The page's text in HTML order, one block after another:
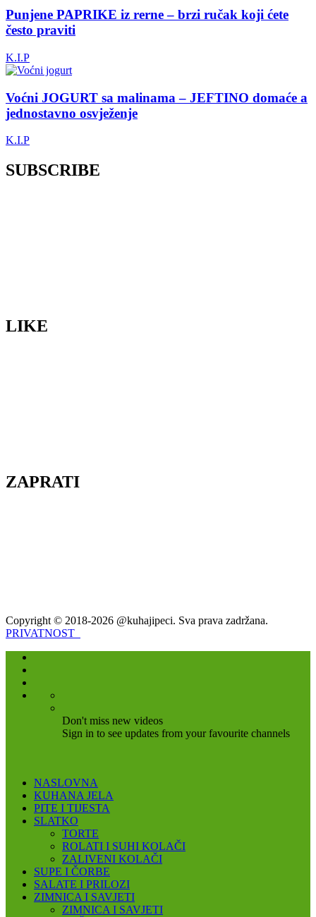
Punjene PAPRIKE iz rerne – brzi ručak koji ćete
često praviti
K.I.P
Voćni JOGURT sa malinama – JEFTINO domaće a
jednostavno osvježenje
K.I.P
SUBSCRIBE
LIKE
ZAPRATI
Copyright © 2018-2026 @kuhajipeci. Sva prava zadržana.
PRIVATNOST
Don't miss new videos
Sign in to see updates from your favourite channels
NASLOVNA
KUHANA JELA
PITE I TIJESTA
SLATKO
TORTE
ROLATI I SUHI KOLAČI
ZALIVENI KOLAČI
SUPE I ČORBE
SALATE I PRILOZI
ZIMNICA I SAVJETI
ZIMNICA I SAVJETI